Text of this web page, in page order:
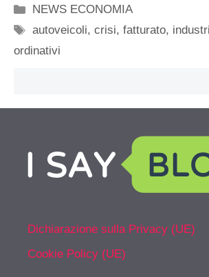
Categorie
NEWS ECONOMIA
Tag
autoveicoli,crisi,fatturato,
ordinativi
Dichiarazione sulla Privacy (UE)
Cookie Policy (UE)